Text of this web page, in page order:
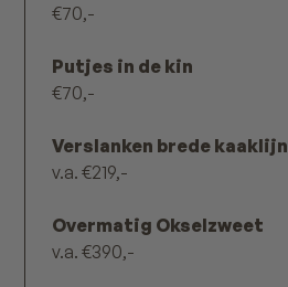
€70,-
Putjes in de kin
€70,-
Verslanken brede kaaklijn
v.a. €219,-
Overmatig Okselzweet
v.a. €390,-